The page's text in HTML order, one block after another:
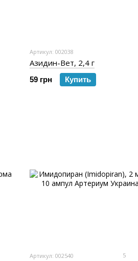
Артикул: 002038
Азидин-Вет, 2,4 г
59 грн Купить
Артикул: 002540 5